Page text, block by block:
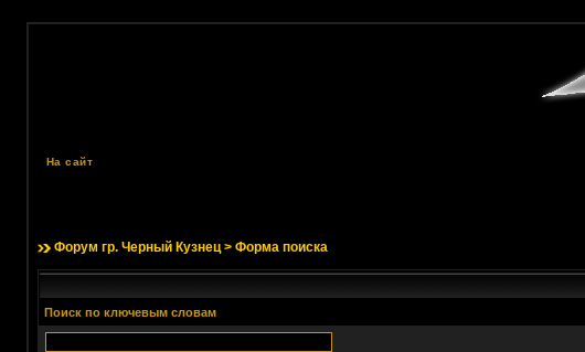
На сайт
Форум гр. Черный Кузнец> Форма поиска
Поиск по ключевым словам